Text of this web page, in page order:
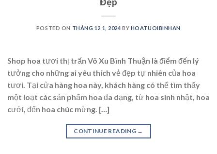
POSTED ON THÁNG 12 1, 2024 BY HOATUOIBINHAN
Shop hoa tươi thị trấn Võ Xu Bình Thuận là điểm đến lý
tưởng cho những ai yêu thích vẻ đẹp tự nhiên của hoa
tươi. Tại cửa hàng hoa này, khách hàng có thể tìm thấy
một loạt các sản phẩm hoa đa dạng, từ hoa sinh nhật, hoa
cưới, đến hoa chúc mừng. […]
CONTINUE READING →